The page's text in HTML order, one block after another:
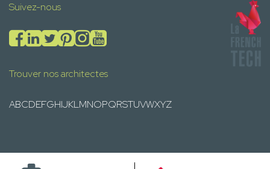
Suivez-nous
Trouver nos architectes
ABCDEFGHIJKLMNOPQRSTUVWXYZ